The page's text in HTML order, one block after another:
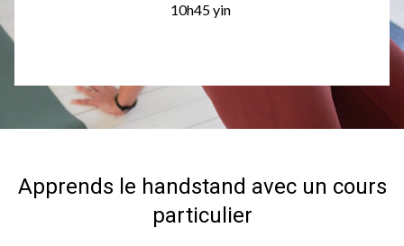
10h45 yin
Apprends le handstand avec un cours
particulier